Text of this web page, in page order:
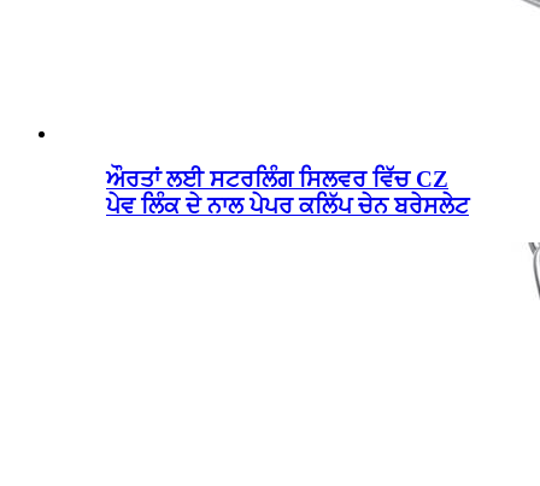
ਔਰਤਾਂ ਲਈ ਸਟਰਲਿੰਗ ਸਿਲਵਰ ਵਿੱਚ CZ
ਪੇਵ ਲਿੰਕ ਦੇ ਨਾਲ ਪੇਪਰ ਕਲਿੱਪ ਚੇਨ ਬਰੇਸਲੇਟ